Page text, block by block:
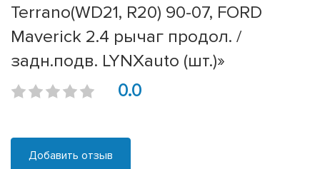
Terrano(WD21, R20) 90-07, FORD
Maverick 2.4 рычаг продол. /
задн.подв. LYNXauto (шт.)»
0.0
Добавить отзыв